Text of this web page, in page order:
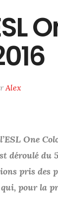
Alex
One
déroulé du
pris des
pour la